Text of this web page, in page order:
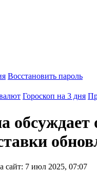
Восстановить пароль
Гороскоп на 3 дня
сайт: 7 июл 2025, 07:07